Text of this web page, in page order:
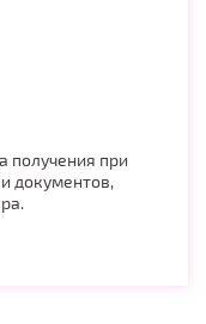
получения при
документов,